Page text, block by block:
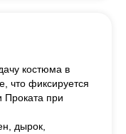
костюма в
что фиксируется
Проката при
дырок,